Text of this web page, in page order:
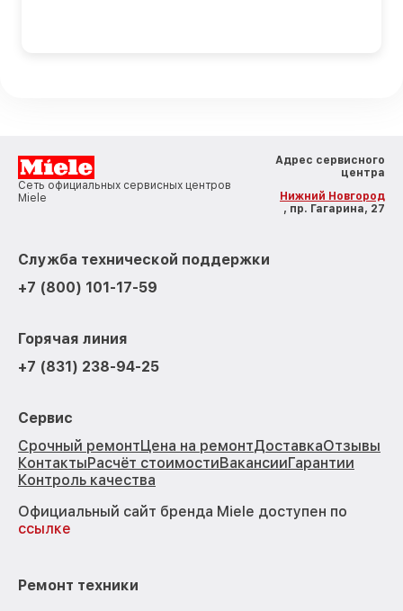
Сеть официальных сервисных центров
Miele
Адрес сервисного
центра
Нижний Новгород
, пр. Гагарина, 27
Служба технической поддержки
+7 (800) 101-17-59
Горячая линия
+7 (831) 238-94-25
Сервис
Срочный ремонтЦена на ремонтДоставкаОтзывы
КонтактыРасчёт стоимостиВакансииГарантии
Контроль качества
Официальный сайт бренда Miele доступен по
ссылке
Ремонт техники